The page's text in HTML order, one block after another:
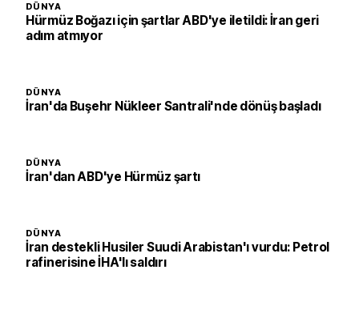
DÜNYA
Hürmüz Boğazı için şartlar ABD'ye iletildi: İran geri
adım atmıyor
DÜNYA
İran'da Buşehr Nükleer Santrali'nde dönüş başladı
DÜNYA
İran'dan ABD'ye Hürmüz şartı
DÜNYA
İran destekli Husiler Suudi Arabistan'ı vurdu: Petrol
rafinerisine İHA'lı saldırı